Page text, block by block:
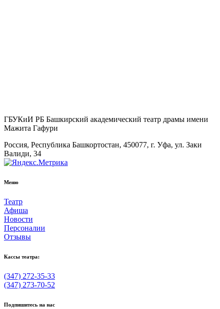
ГБУКиИ РБ Башкирский академический театр драмы имени
Мажита Гафури
Россия, Республика Башкортостан, 450077, г. Уфа, ул. Заки
Валиди, 34
Меню
Театр
Афиша
Новости
Персоналии
Отзывы
Кассы театра:
(347) 272-35-33
(347) 273-70-52
Подпишитесь на нас